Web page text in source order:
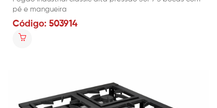
pé e mangueira
Código: 503914